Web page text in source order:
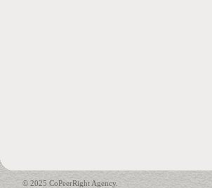
© 2025 CoPeerRight Agency.